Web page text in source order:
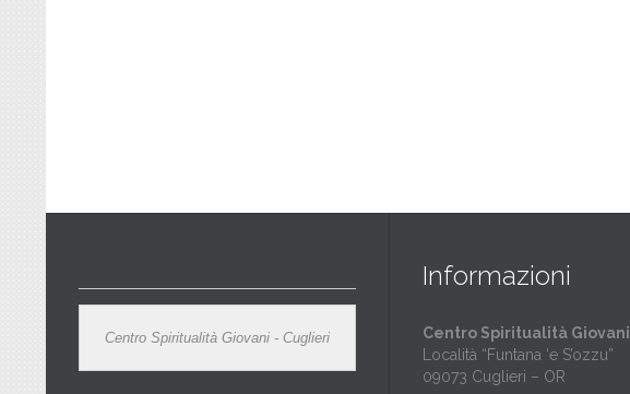
Centro Spiritualità Giovani - Cuglieri
Informazioni
Centro Spiritualità Giovani
Località “Funtana ‘e S’ozzu”
09073 Cuglieri – OR